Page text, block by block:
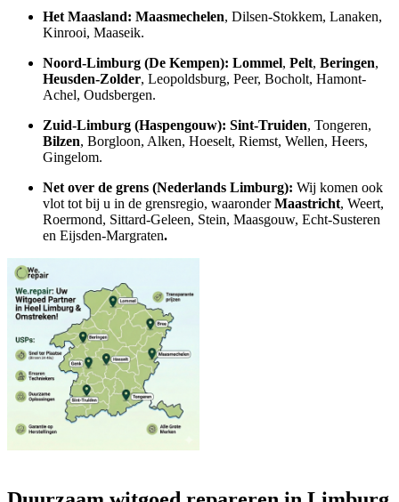
Het Maasland: Maasmechelen, Dilsen-Stokkem, Lanaken,
Kinrooi, Maaseik.
Noord-Limburg (De Kempen): Lommel, Pelt, Beringen,
Heusden-Zolder, Leopoldsburg, Peer, Bocholt, Hamont-
Achel, Oudsbergen.
Zuid-Limburg (Haspengouw): Sint-Truiden, Tongeren,
Bilzen, Borgloon, Alken, Hoeselt, Riemst, Wellen, Heers,
Gingelom.
Net over de grens (Nederlands Limburg): Wij komen ook
vlot tot bij u in de grensregio, waaronderMaastricht, Weert,
Roermond, Sittard-Geleen, Stein, Maasgouw, Echt-Susteren
en Eijsden-Margraten.